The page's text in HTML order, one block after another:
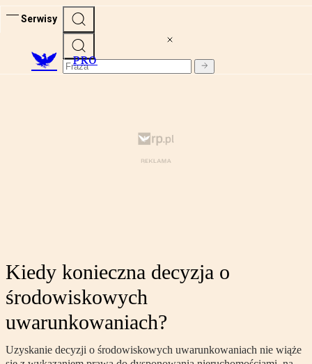
Serwisy
PRO
Kiedy konieczna decyzja o
środowiskowych
uwarunkowaniach?
Uzyskanie decyzji o środowiskowych uwarunkowaniach nie wiąże